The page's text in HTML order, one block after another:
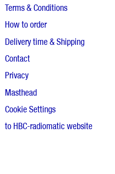
Terms & Conditions
How to order
Delivery time & Shipping
Contact
Privacy
Masthead
Cookie Settings
to HBC-radiomatic website